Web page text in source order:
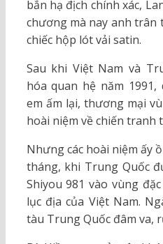
bắn hạ địch chính xác,
chương mà nay anh
chiếc hộp lót vải satin.
Sau khi Việt Nam và
hóa quan hệ năm
em ấm lại, thương mại
hoài niệm về chiến tranh
Nhưng các hoài niệm ấy
tháng, khi Trung Quốc
Shiyou 981 vào vùng
lục địa của Việt Nam.
tàu Trung Quốc đâm va,